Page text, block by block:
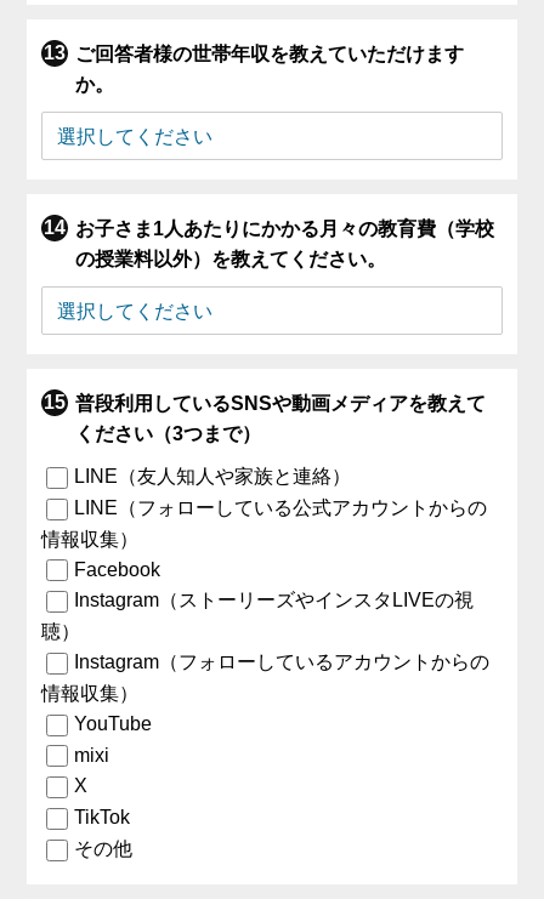
ご回答者様の世帯年収を教えていただけます
か。
お子さま1人あたりにかかる月々の教育費（学校
の授業料以外）を教えてください。
普段利用しているSNSや動画メディアを教えて
ください（3つまで）
LINE（友人知人や家族と連絡）
LINE（フォローしている公式アカウントからの
情報収集）
Facebook
Instagram（ストーリーズやインスタLIVEの視
聴）
Instagram（フォローしているアカウントからの
情報収集）
YouTube
mixi
X
TikTok
その他